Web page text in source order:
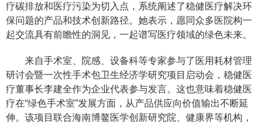
疗碳排放和医疗污染为切入点，系统阐述了稳健医疗解决环
保问题的产品和技术创新路径。她表示，愿同众多医院构一
起交流具有前瞻性的洞见，一起谱写医疗领域的绿色未来。
来自手术室、院感、设备科等专家参与了医用耗材管理
研讨会暨一次性手术包卫生经济学研究项目启动会，稳健医
疗董事长李建全作为企业代表参与发言。这也意味着稳健医
疗在“绿色手术室”发展方面，从产品供应向价值输出不断延
伸。该项目联合海南博鳌医学创新研究院、健康界等机构，